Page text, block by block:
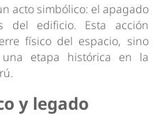
acto simbólico: el apagado
del edificio. Esta acción
físico del espacio, sino
etapa histórica en la
y legado